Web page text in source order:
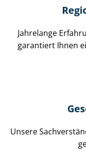
Jahrelange
garantiert Ihnen
Unsere